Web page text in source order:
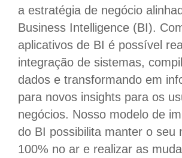
a estratégia de negócio
Business Intelligence (BI).
aplicativos de BI é possível
integração de sistemas,
dados e transformando em
para novos insights para os
negócios. Nosso modelo de
do BI possibilita manter o seu
100% no ar e realizar as